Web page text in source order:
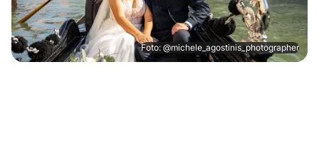
Foto: @michele_agostinis_photographer